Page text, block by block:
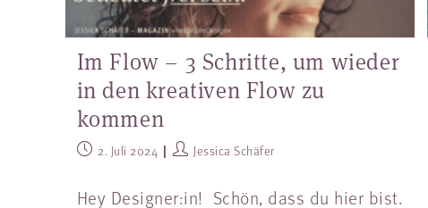
Im Flow – 3 Schritte, um wieder
in den kreativen Flow zu
kommen
2. Juli 2024 Jessica Schäfer
Hey Designer:in! Schön, dass du hier bist.